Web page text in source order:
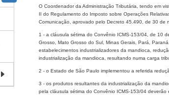
O Coordenador da Administração Tributária, tendo em
II do Regulamento do Imposto sobre Operações
Comunicação, aprovado pelo Decreto 45.490, de 30 de
1 - a cláusula sétima do Convênio ICMS-153/04, de 10
Grosso, Mato Grosso do Sul, Minas Gerais, Pará,
estabelecimentos industrializadores da mandioca,
industrialização da mandioca, resultando numa carga
2 - o Estado de São Paulo implementou a referida
3 - os produtos resultantes da industrialização da
pela cláusula sétima do Convênio ICMS-153/04